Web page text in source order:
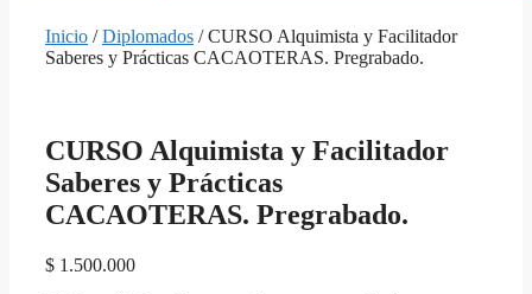
Inicio /Diplomados / CURSO Alquimista y Facilitador
Saberes y Prácticas CACAOTERAS. Pregrabado.
CURSO Alquimista y Facilitador
Saberes y Prácticas
CACAOTERAS. Pregrabado.
$ 1.500.000